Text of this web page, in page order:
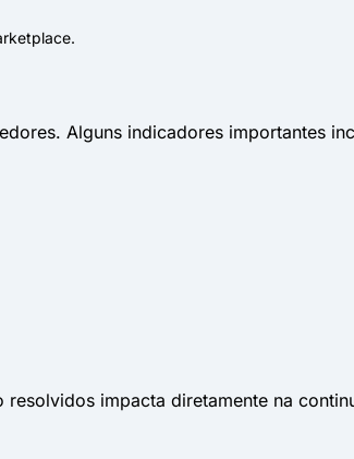
Alguns indicadores importantes
impacta diretamente na